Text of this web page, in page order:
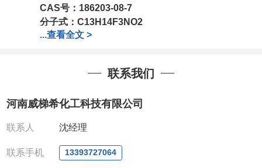
CAS号： 186203-08-7
分子式： C13H14F3NO2
分子量：273.25
我司对高校及科研单位先发货和
全额退款,并承担所有运费。电话:0371-
QQ:3930072831
微信 :13393727064
联系人: 沈晓东(欢迎致电,或QQ、微信联系)
...查看全文 >
联系我们
河南威梯希化工科技有限公司
联系人 沈经理
联系手机 13393727064